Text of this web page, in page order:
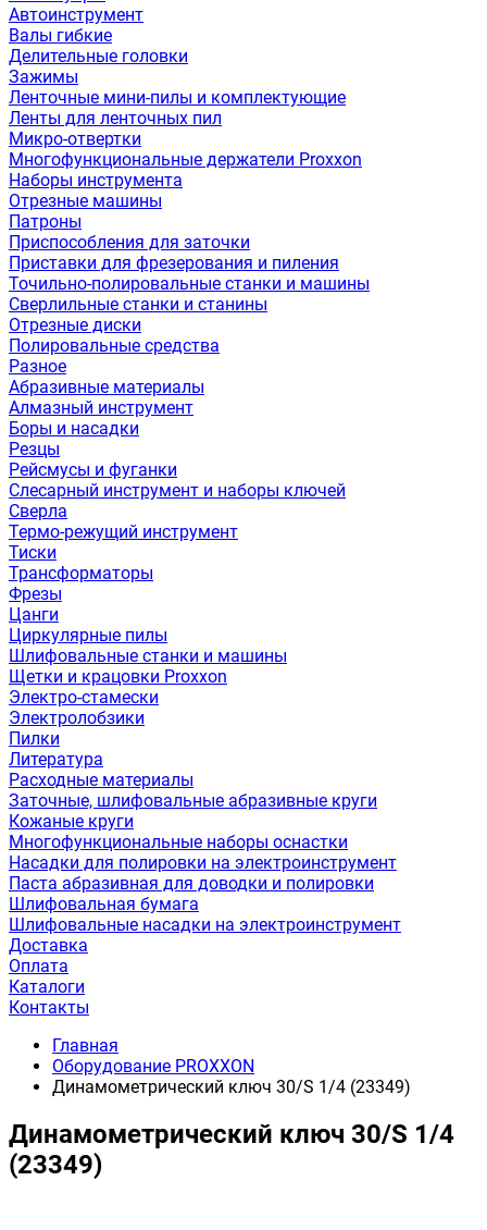
Автоинструмент
Валы гибкие
Делительные головки
Зажимы
Ленточные мини-пилы и комплектующие
Ленты для ленточных пил
Микро-отвертки
Многофункциональные держатели Proxxon
Наборы инструмента
Отрезные машины
Патроны
Приспособления для заточки
Приставки для фрезерования и пиления
Точильно-полировальные станки и машины
Сверлильные станки и станины
Отрезные диски
Полировальные средства
Разное
Абразивные материалы
Алмазный инструмент
Боры и насадки
Резцы
Рейсмусы и фуганки
Слесарный инструмент и наборы ключей
Сверла
Термо-режущий инструмент
Тиски
Трансформаторы
Фрезы
Цанги
Циркулярные пилы
Шлифовальные станки и машины
Щетки и крацовки Proxxon
Электро-стамески
Электролобзики
Пилки
Литература
Расходные материалы
Заточные, шлифовальные абразивные круги
Кожаные круги
Многофункциональные наборы оснастки
Насадки для полировки на электроинструмент
Паста абразивная для доводки и полировки
Шлифовальная бумага
Шлифовальные насадки на электроинструмент
Доставка
Оплата
Каталоги
Контакты
Главная
Оборудование PROXXON
Динамометрический ключ 30/S 1/4 (23349)
Динамометрический ключ 30/S 1/4
(23349)